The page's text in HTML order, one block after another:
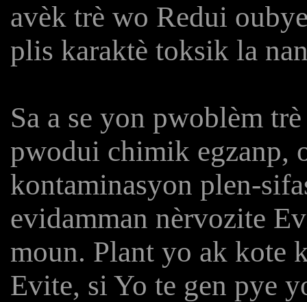
avèk trè wo Redui
plis karaktè toksik la
Sa a se yon pwoblèm
pwodui chimik egzanp,
kontaminasyon plen-
evidamman nèrvozite
moun. Plant yo ak kote
Evite, si Yo te gen pye